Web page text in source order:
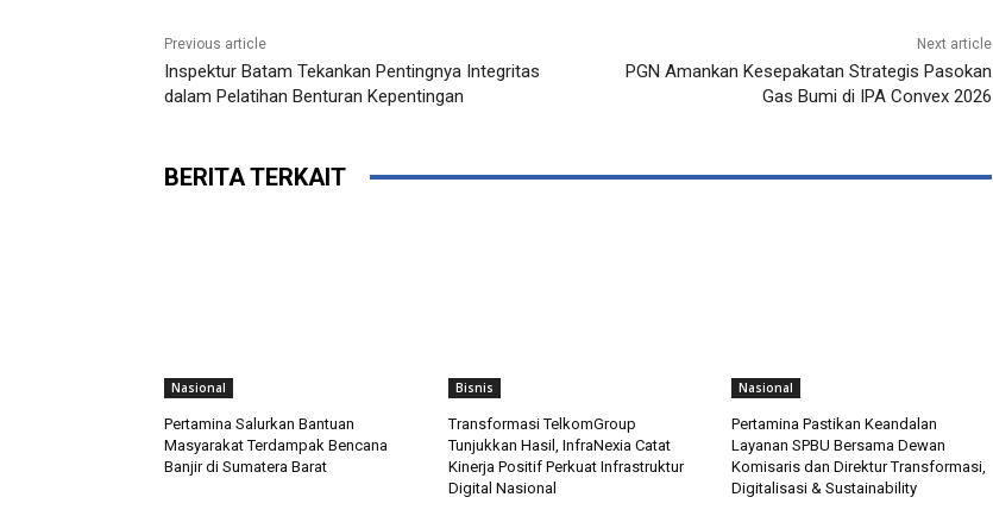
Previous article
Inspektur Batam Tekankan Pentingnya Integritas
dalam Pelatihan Benturan Kepentingan
Next article
PGN Amankan Kesepakatan Strategis Pasokan
Gas Bumi di IPA Convex 2026
BERITA TERKAIT
Nasional
Pertamina Salurkan Bantuan
Masyarakat Terdampak Bencana
Banjir di Sumatera Barat
Bisnis
Transformasi TelkomGroup
Tunjukkan Hasil, InfraNexia Catat
Kinerja Positif Perkuat Infrastruktur
Digital Nasional
Nasional
Pertamina Pastikan Keandalan
Layanan SPBU Bersama Dewan
Komisaris dan Direktur Transformasi,
Digitalisasi & Sustainability